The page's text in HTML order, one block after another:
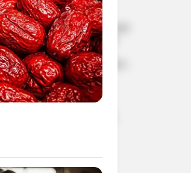
തുറക്കാന്‍ ശ്രമം, പാലക്കാട്
സ്വദേശി അറസ്റ്റില്‍
കേരളത്തില്‍ അതിതീവ്ര മഴ
മുന്നറിയിപ്പ്; 3 ജില്ലകളില്‍
റെഡ് അലര്‍ട്ട്, മലയോര
മേഖലകളില്‍ അതീവ ജാഗ്രത
നിര്‍ദേശം
ലോകകപ്പിലെ മിന്നും
പ്രകടനത്തിന് പിന്നാലെ
കോളോയില്‍
യു.കെയില്‍ തുടരാന്‍